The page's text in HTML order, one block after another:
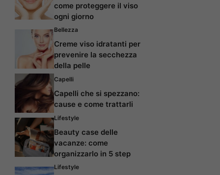
come proteggere il viso
ogni giorno
Bellezza
Creme viso idratanti per
prevenire la secchezza
della pelle
Capelli
Capelli che si spezzano:
cause e come trattarli
Lifestyle
Beauty case delle
vacanze: come
organizzarlo in 5 step
Lifestyle